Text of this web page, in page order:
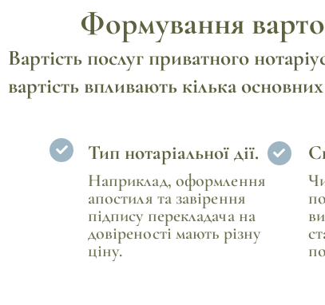
Формування
Вартість послуг приватного
вартість впливають кілька
Тип нотаріальної дії.
Наприклад, оформлення
апостиля та завірення
підпису перекладача на
довіреності мають різну
ціну.